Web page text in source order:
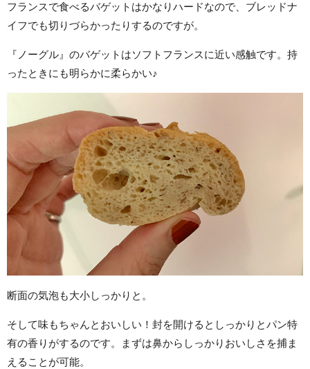
フランスで食べるバゲットはかなりハードなので、ブレッドナ
イフでも切りづらかったりするのですが。
『ノーグル』のバゲットはソフトフランスに近い感触です。持
ったときにも明らかに柔らかい♪
断面の気泡も大小しっかりと。
そして味もちゃんとおいしい！封を開けるとしっかりとパン特
有の香りがするのです。まずは鼻からしっかりおいしさを捕ま
えることが可能。